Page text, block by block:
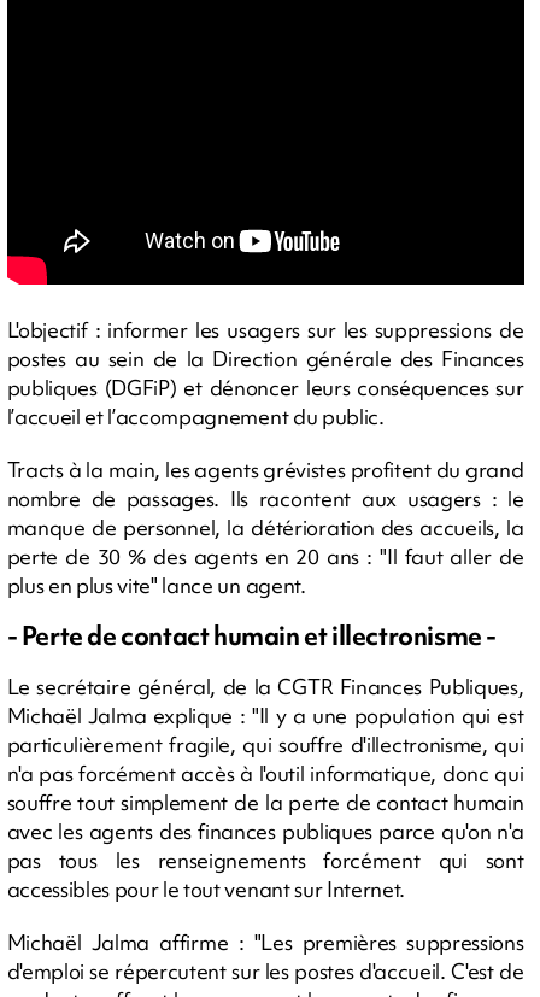
L'objectif : informer les usagers sur les suppressions de
postes au sein de la Direction générale des Finances
publiques (DGFiP) et dénoncer leurs conséquences sur
l’accueil et l’accompagnement du public.
Tracts à la main, les agents grévistes profitent du grand
nombre de passages. Ils racontent aux usagers : le
manque de personnel, la détérioration des accueils, la
perte de 30 % des agents en 20 ans : "Il faut aller de
plus en plus vite" lance un agent.
- Perte de contact humain et illectronisme -
Le secrétaire général, de la CGTR Finances Publiques,
Michaël Jalma explique : "Il y a une population qui est
particulièrement fragile, qui souffre d'illectronisme, qui
n'a pas forcément accès à l'outil informatique, donc qui
souffre tout simplement de la perte de contact humain
avec les agents des finances publiques parce qu'on n'a
pas tous les renseignements forcément qui sont
accessibles pour le tout venant sur Internet.
Michaël Jalma affirme : "Les premières suppressions
d'emploi se répercutent sur les postes d'accueil. C'est de